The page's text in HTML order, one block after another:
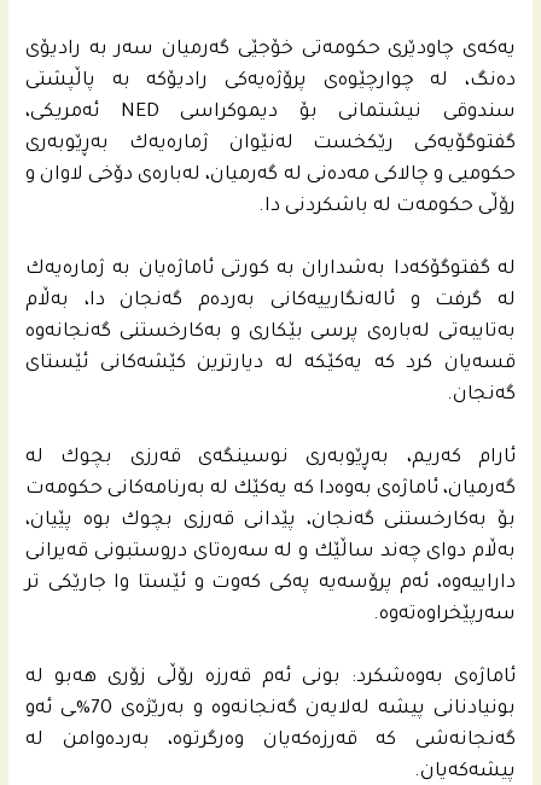
یه‌كه‌ى چاودێری حكومه‌تى خۆجێی گه‌رمیان سه‌ر به‌ رادیۆی
ده‌نگ، له‌ چوارچێوه‌ى پرۆژه‌یه‌كى رادیۆكه‌ به‌ پاڵپشتی
سندوقی نیشتمانى بۆ دیموكراسی NED ئه‌مریكی،
گفتوگۆیه‌كى رێكخست له‌نێوان ژماره‌یه‌ك به‌ڕێوبه‌رى
حكومیی و چالاكی مه‌ده‌نى له‌ گه‌رمیان، له‌باره‌ى دۆخی لاوان و
رۆڵی حكومه‌ت له‌ باشكردنى دا.
له‌ گفتوگۆكه‌دا به‌شداران به‌ كورتى ئاماژه‌یان به‌ ژماره‌یه‌ك
له‌ گرفت و ئاله‌نگارییه‌كانى به‌رده‌م گه‌نجان دا، به‌ڵام
به‌تایبه‌تى له‌باره‌ى پرسی بێكاری و به‌كارخستنى گه‌نجانه‌وه‌
قسه‌یان كرد كه‌ یه‌كێكه‌ له‌ دیارترین كێشه‌كانى ئێستاى
گه‌نجان.
ئارام كه‌ریم، به‌ڕێوبه‌رى نوسینگه‌ى قه‌رزى بچوك له‌
گه‌رمیان، ئاماژه‌ى به‌وه‌دا كه‌ یه‌كێك له‌ به‌رنامه‌كانى حكومه‌ت
بۆ به‌كارخستنى گه‌نجان، پێدانى قه‌رزی بچوك بوه‌ پێیان،
به‌ڵام دواى چه‌ند ساڵێك و له‌ سه‌ره‌تاى دروستبونى قه‌یرانى
داراییه‌وه‌، ئه‌م پرۆسه‌یه‌ په‌كى كه‌وت و ئێستا وا جارێكى تر
سه‌رپێخراوه‌ته‌وه‌.
ئاماژه‌ى به‌وه‌شكرد: بونى ئه‌م قه‌رزه‌ رۆڵی زۆری هه‌بو له‌
بونیادنانى پیشه‌ له‌لایه‌ن گه‌نجانه‌وه‌ و به‌رێژه‌ى 70%ـى ئه‌و
گه‌نجانه‌شى كه‌ قه‌رزه‌كه‌یان وه‌رگرتوه‌، به‌رده‌وامن له‌
پیشه‌كه‌یان.